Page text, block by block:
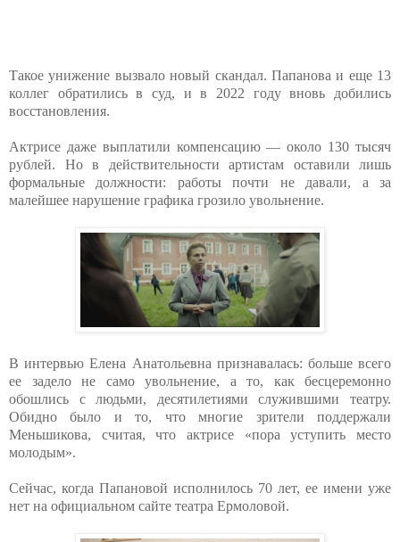
Такое унижение вызвало новый скандал. Папанова и еще 13
коллег обратились в суд, и в 2022 году вновь добились
восстановления.
Актрисе даже выплатили компенсацию — около 130 тысяч
рублей. Но в действительности артистам оставили лишь
формальные должности: работы почти не давали, а за
малейшее нарушение графика грозило увольнение.
В интервью Елена Анатольевна признавалась: больше всего
ее задело не само увольнение, а то, как бесцеремонно
обошлись с людьми, десятилетиями служившими театру.
Обидно было и то, что многие зрители поддержали
Меньшикова, считая, что актрисе «пора уступить место
молодым».
Сейчас, когда Папановой исполнилось 70 лет, ее имени уже
нет на официальном сайте театра Ермоловой.